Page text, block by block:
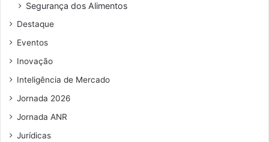
Segurança dos Alimentos
Destaque
Eventos
Inovação
Inteligência de Mercado
Jornada 2026
Jornada ANR
Jurídicas